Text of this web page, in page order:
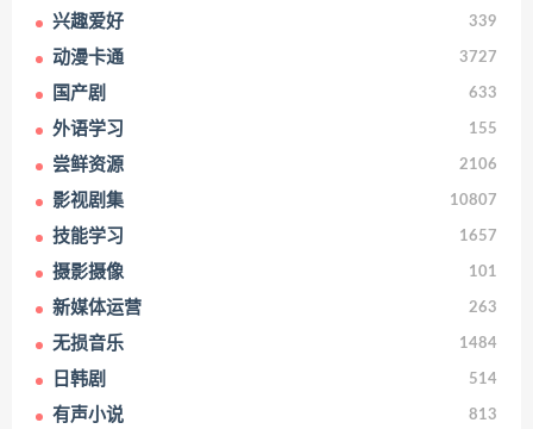
兴趣爱好 339
动漫卡通 3727
国产剧 633
外语学习 155
尝鲜资源 2106
影视剧集 10807
技能学习 1657
摄影摄像 101
新媒体运营 263
无损音乐 1484
日韩剧 514
有声小说 813